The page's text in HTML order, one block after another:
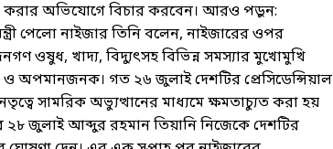
করার অভিযোগে বিচার করবেন। আরও পড়ুন:
পেলো নাইজার তিনি বলেন, নাইজারের ওপর
ওষুধ, খাদ্য, বিদ্যুৎসহ বিভিন্ন সমস্যার মুখোমুখি
ও অপমানজনক। গত ২৬ জুলাই দেশটির প্রেসিডেন্সিয়াল
সামরিক অভ্যুত্থানের মাধ্যমে ক্ষমতাচ্যুত করা হয়
২৮ জুলাই আব্দুর রহমান তিয়ানি নিজেকে দেশটির